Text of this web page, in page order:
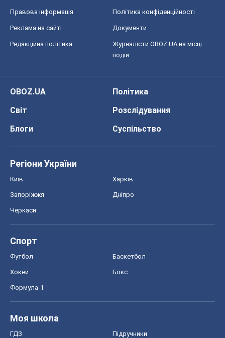
Правова інформація Політика конфіденційності
Реклама на сайті Документи
Редакційна політика
Журналісти OBOZ.UA на місці
подій
OBOZ.UA
Політика
Світ
Розслідування
Блоги
Суспільство
Регіони України
Київ Харків
Запоріжжя Дніпро
Черкаси
Спорт
Футбол Баскетбол
Хокей Бокс
Формула-1
Моя школа
ГДЗ Підручники